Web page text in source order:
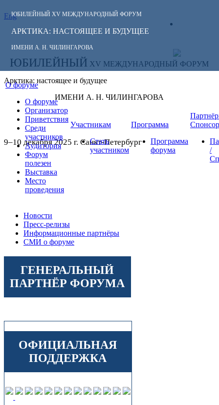
ЮБИЛЕЙНЫЙ XV МЕЖДУНАРОДНЫЙ ФОРУМ
АРКТИКА: НАСТОЯЩЕЕ И БУДУЩЕЕ
ИМЕНИ А. Н. ЧИЛИНГАРОВА
Eng
СЛЕДИТЕ ЗА
НОВОСТЯМИ
ФОРУМА:
ЮБИЛЕЙНЫЙ XV МЕЖДУНАРОДНЫЙ ФОРУМ
Арктика: настоящее и будущее
ИМЕНИ А. Н. ЧИЛИНГАРОВА
9–10 декабря 2025 г. Санкт-Петербург
О форуме
О форуме
Организатор
Приветствия
Среди
участников
Аудитория
Форум
полезен
Выставка
Место
проведения
Участникам
Стать
участником
Программа
Программа
форума
/
Новости
Пресс-релизы
Информационные партнёры
СМИ о форуме
ГЕНЕРАЛЬНЫЙ
ПАРТНЁР ФОРУМА
ОФИЦИАЛЬНАЯ
ПОДДЕРЖКА